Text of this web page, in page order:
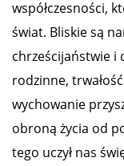
współczesności,
świat. Bliskie są
chrześcijaństwie i
rodzinne,
wychowanie
obroną życia od
tego uczył nas